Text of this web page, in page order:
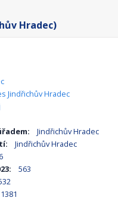
Hradec)
Jindřichův Hradec
Jindřichův Hradec
Jindřichův Hradec
563
1381